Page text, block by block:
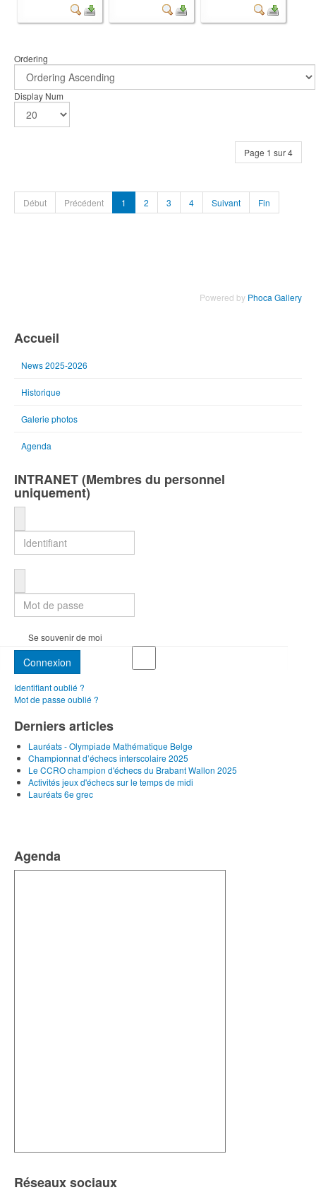
Ordering
Display Num
Page 1 sur 4
Début Précédent 1 2 3 4 Suivant Fin
Powered by Phoca Gallery
Accueil
News 2025-2026
Historique
Galerie photos
Agenda
INTRANET (Membres du personnel
uniquement)
Se souvenir de moi
Connexion
Identifiant oublié ?
Mot de passe oublié ?
Derniers articles
Lauréats - Olympiade Mathématique Belge
Championnat d’échecs interscolaire 2025
Le CCRO champion d'échecs du Brabant Wallon 2025
Activités jeux d'échecs sur le temps de midi
Lauréats 6e grec
Agenda
Réseaux sociaux